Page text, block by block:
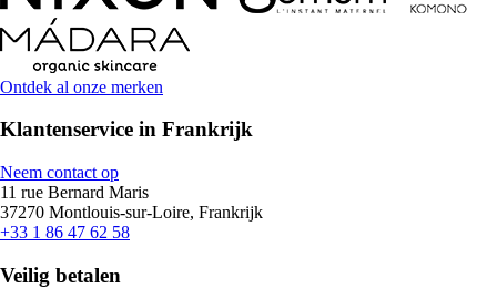
Ontdek al onze merken
Klantenservice in Frankrijk
Neem contact op
11 rue Bernard Maris
37270 Montlouis-sur-Loire, Frankrijk
+33 1 86 47 62 58
Veilig betalen